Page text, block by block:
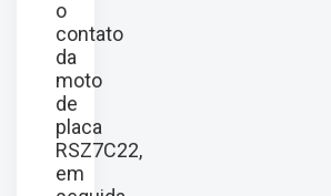
o
contato
da
moto
de
placa
RSZ7C22,
em